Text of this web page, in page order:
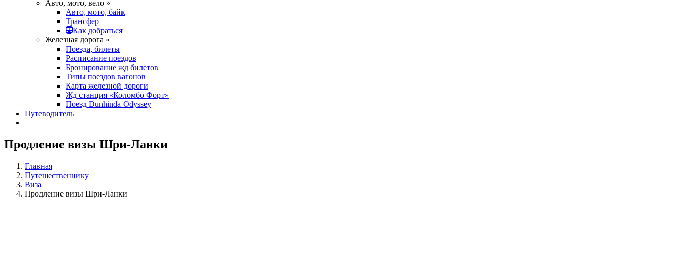
Авто, мото, вело »
Авто, мото, байк
Трансфер
Как добраться
Железная дорога »
Поезда, билеты
Расписание поездов
Бронирование жд билетов
Типы поездов вагонов
Карта железной дороги
Жд станция «Коломбо Форт»
Поезд Dunhinda Odyssey
Путеводитель
Продление визы Шри-Ланки
Главная
Путешественнику
Виза
Продление визы Шри-Ланки